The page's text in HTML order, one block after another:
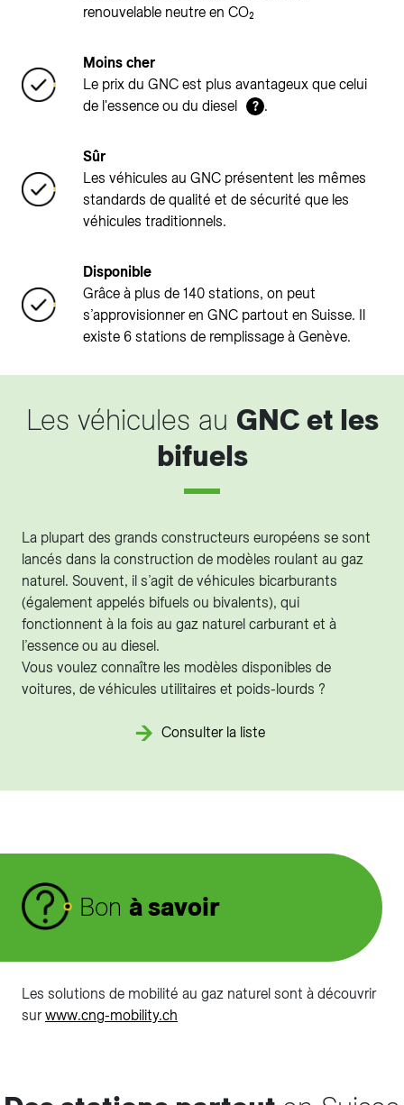
renouvelable neutre en CO₂
Moins cher
Le prix du GNC est plus avantageux que celui
de l'essence ou du diesel
? .
Sûr
Les véhicules au GNC présentent les mêmes
standards de qualité et de sécurité que les
véhicules traditionnels.
Disponible
Grâce à plus de 140 stations, on peut
s’approvisionner en GNC partout en Suisse. Il
existe 6 stations de remplissage à Genève.
Les véhicules au GNC et les
bifuels
La plupart des grands constructeurs européens se sont
lancés dans la construction de modèles roulant au gaz
naturel. Souvent, il s’agit de véhicules bicarburants
(également appelés bifuels ou bivalents), qui
fonctionnent à la fois au gaz naturel carburant et à
l’essence ou au diesel.
Vous voulez connaître les modèles disponibles de
voitures, de véhicules utilitaires et poids-lourds ?
Consulter la liste
Bon à savoir
Les solutions de mobilité au gaz naturel sont à découvrir
surwww.cng-mobility.ch